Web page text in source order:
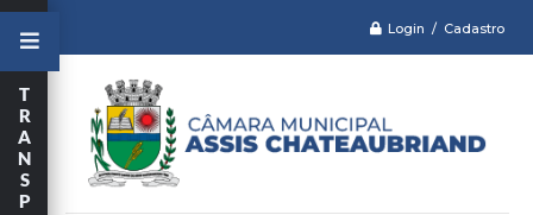
Login / Cadastro
T
R
A
N
S
P